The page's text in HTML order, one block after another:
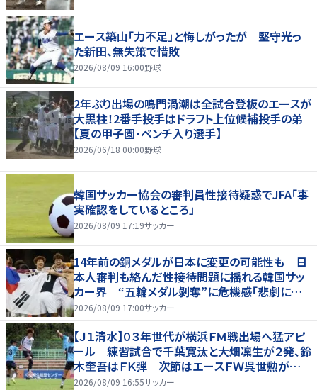
エース築山「力不足」と悔しがったが 堅守光っ
た新田、無失策で惜敗
2026/08/09 16:00野球
2年ぶり出場の鳴門渦潮は全試合登板のエースが
大黒柱！2番手投手はドラフト上位候補投手の弟
【夏の甲子園・ベンチ入り選手】
2026/06/18 00:00野球
韓国サッカー協会の審判員性接待疑惑でJFA「事
実確認をしているところ」
2026/08/09 17:19サッカー
14年前の銅メダルが日本に変更の可能性も 日
本人審判も絡んだ性接待問題に揺れる韓国サッ
カー界 “五輪メダル剝奪”に危機感「悲劇に見
舞われる」
2026/08/09 17:00サッカー
【Ｊ１清水】０３年世代が横浜ＦＭ戦出場へ猛アピ
ール 練習試合で千葉寛汰と大畑凜生が２発、鈴
木奎吾はＦＫ弾 次節はエースＦＷ呉世勲が出
場停止
2026/08/09 16:55サッカー